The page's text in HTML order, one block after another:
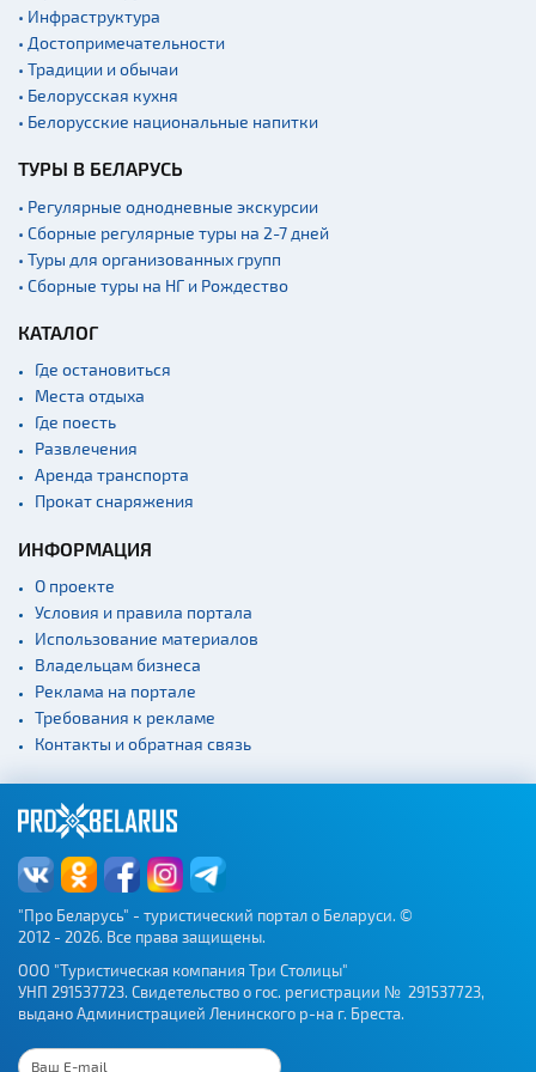
• Инфраструктура
• Достопримечательности
• Традиции и обычаи
• Белорусская кухня
• Белорусские национальные напитки
ТУРЫ В БЕЛАРУСЬ
• Регулярные однодневные экскурсии
• Сборные регулярные туры на 2-7 дней
• Туры для организованных групп
• Сборные туры на НГ и Рождество
КАТАЛОГ
Где остановиться
Места отдыха
Где поесть
Развлечения
Аренда транспорта
Прокат снаряжения
ИНФОРМАЦИЯ
О проекте
Условия и правила портала
Использование материалов
Владельцам бизнеса
Реклама на портале
Требования к рекламе
Контакты и обратная связь
"Про Беларусь" - туристический портал о Беларуси. ©
2012 - 2026. Все права защищены.
ООО "Туристическая компания Три Столицы"
УНП 291537723. Свидетельство о гос. регистрации № 291537723,
выдано Администрацией Ленинского р-на г. Бреста.